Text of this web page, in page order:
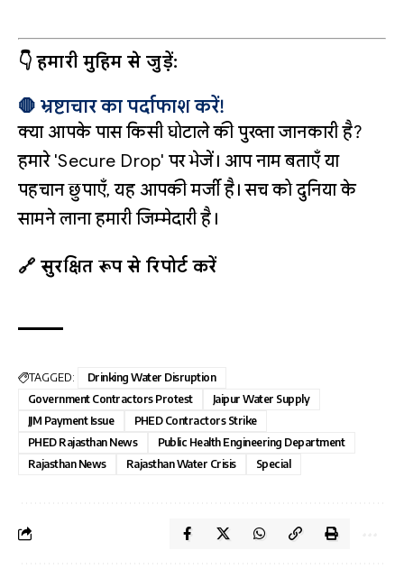
👇 हमारी मुहिम से जुड़ें:
🛑 भ्रष्टाचार का पर्दाफाश करें!
क्या आपके पास किसी घोटाले की पुख्ता जानकारी है?
हमारे 'Secure Drop' पर भेजें। आप नाम बताएँ या
पहचान छुपाएँ, यह आपकी मर्जी है। सच को दुनिया के
सामने लाना हमारी जिम्मेदारी है।
🔗 सुरक्षित रूप से रिपोर्ट करें
TAGGED:
Drinking Water Disruption
Government Contractors Protest
Jaipur Water Supply
JJM Payment Issue
PHED Contractors Strike
PHED Rajasthan News
Public Health Engineering Department
Rajasthan News
Rajasthan Water Crisis Special